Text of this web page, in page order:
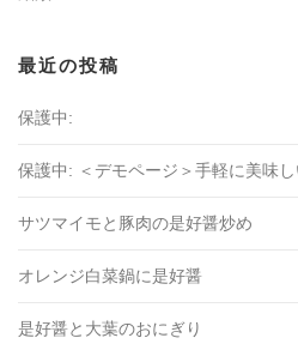
最近の投稿
保護中:
保護中: ＜デモページ＞手軽に美味
サツマイモと豚肉の是好醤炒め
オレンジ白菜鍋に是好醤
是好醤と大葉のおにぎり